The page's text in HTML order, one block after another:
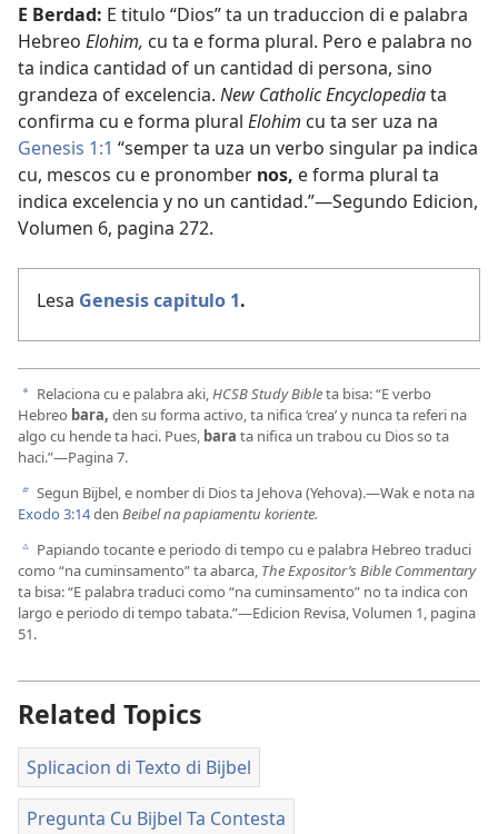
E Berdad: E titulo “Dios” ta un traduccion di e palabra
Hebreo Elohim, cu ta e forma plural. Pero e palabra no
ta indica cantidad of un cantidad di persona, sino
grandeza of excelencia. New Catholic Encyclopediata
confirma cu e forma plural Elohim cu ta ser uza na
Genesis 1:1 “semper ta uza un verbo singular pa indica
cu, mescos cu e pronomber nos, e forma plural ta
indica excelencia y no un cantidad.”—Segundo Edicion,
Volumen 6, pagina 272.
Lesa Genesis capitulo 1.
a Relaciona cu e palabra aki,HCSB Study Bibleta bisa: “E verbo
Hebreo bara, den su forma activo, ta nifica ‘crea’ y nunca ta referi na
algo cu hende ta haci. Pues, bara ta nifica un trabou cu Dios so ta
haci.”—Pagina 7.
b Segun Bijbel, e nomber di Dios ta Jehova (Yehova).—Wak e nota na
Exodo 3:14den Beibel na papiamentu koriente.
c Papiando tocante e periodo di tempo cu e palabra Hebreo traduci
como “na cuminsamento” ta abarca, The Expositor’s Bible Commentary
ta bisa: “E palabra traduci como “na cuminsamento” no ta indica con
largo e periodo di tempo tabata.”—Edicion Revisa, Volumen 1, pagina
51.
Related Topics
Splicacion di Texto di Bijbel
Pregunta Cu Bijbel Ta Contesta